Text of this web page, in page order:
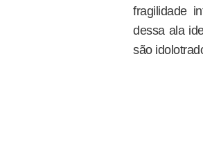
fragilidade
dessa ala
são